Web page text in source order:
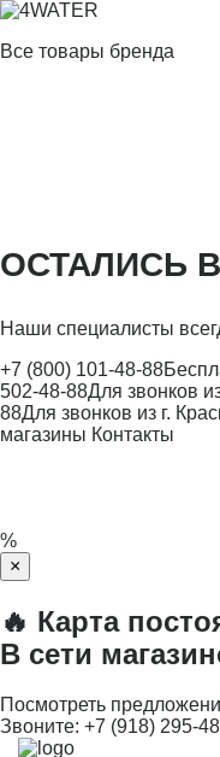
Все товары бренда
ОСТАЛИСЬ
Наши специалисты
+7 (800) 101-48-88
502-48-88Для звонков
88Для звонков из г.
магазины Контакты
%
×
🔥 Карта
В сети
Посмотреть
Звоните: +7 (918) 295-